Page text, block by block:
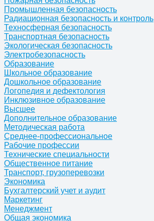
Промышленная безопасность
Радиационная безопасность и контроль
Техносферная безопасность
Транспортная безопасность
Экологическая безопасность
Электробезопасность
Образование
Школьное образование
Дошкольное образование
Логопедия и дефектология
Инклюзивное образование
Высшее
Дополнительное образование
Методическая работа
Среднее-профессиональное
Рабочие профессии
Технические специальности
Общественное питание
Транспорт, грузоперевозки
Экономика
Бухгалтерский учет и аудит
Маркетинг
Менеджмент
Общая экономика